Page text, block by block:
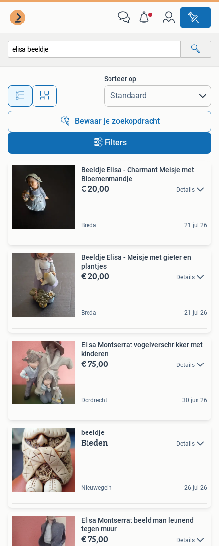
Alle afstanden…
Sorteer op
Bewaar je zoekopdracht
Filters
Beeldje Elisa - Charmant Meisje met
Bloemenmandje
€ 20,00 Details
Breda 21 jul 26
Beeldje Elisa - Meisje met gieter en
plantjes
€ 20,00 Details
Breda 21 jul 26
Elisa Montserrat vogelverschrikker met
kinderen
€ 75,00 Details
Dordrecht 30 jun 26
beeldje
Bieden Details
Nieuwegein 26 jul 26
Elisa Montserrat beeld man leunend
tegen muur
€ 75,00 Details